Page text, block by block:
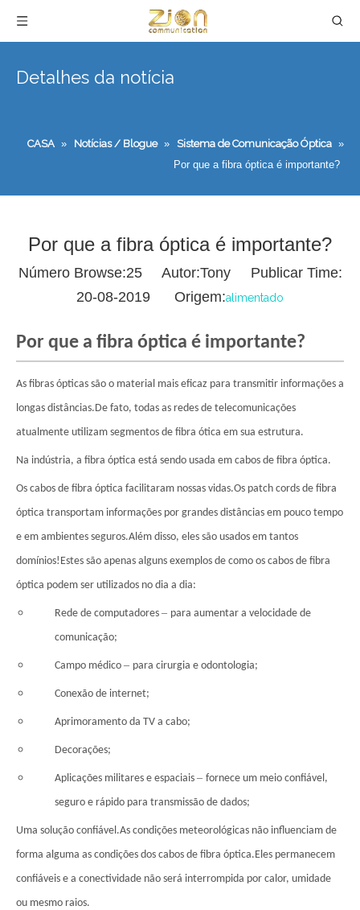
Detalhes da notícia
CASA » Notícias / Blogue » Sistema de Comunicação Óptica »
Por que a fibra óptica é importante?
Por que a fibra óptica é importante?
Número Browse:25Autor:Tony Publicar Time:
20-08-2019 Origem:alimentado
Por que a fibra óptica é importante?
As fibras ópticas são o material mais eficaz para transmitir informações a
longas distâncias.De fato, todas as redes de telecomunicações
atualmente utilizam segmentos de fibra ótica em sua estrutura.
Na indústria, a fibra óptica está sendo usada em cabos de fibra óptica.
Os cabos de fibra óptica facilitaram nossas vidas.Os patch cords de fibra
óptica transportam informações por grandes distâncias em pouco tempo
e em ambientes seguros.Além disso, eles são usados ​​em tantos
domínios!Estes são apenas alguns exemplos de como os cabos de fibra
óptica podem ser utilizados no dia a dia:
Rede de computadores – para aumentar a velocidade de
comunicação;
Campo médico – para cirurgia e odontologia;
Conexão de internet;
Aprimoramento da TV a cabo;
Decorações;
Aplicações militares e espaciais – fornece um meio confiável,
seguro e rápido para transmissão de dados;
Uma solução confiável.As condições meteorológicas não influenciam de
forma alguma as condições dos cabos de fibra óptica.Eles permanecem
confiáveis ​​e a conectividade não será interrompida por calor, umidade
ou mesmo raios.